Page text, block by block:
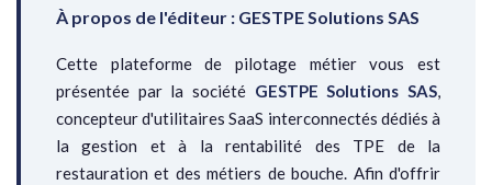
À propos de l'éditeur : GESTPE Solutions SAS
Cette plateforme de pilotage métier vous est
présentée par la société GESTPE Solutions SAS,
concepteur d'utilitaires SaaS interconnectés dédiés à
la gestion et à la rentabilité des TPE de la
restauration et des métiers de bouche. Afin d'offrir